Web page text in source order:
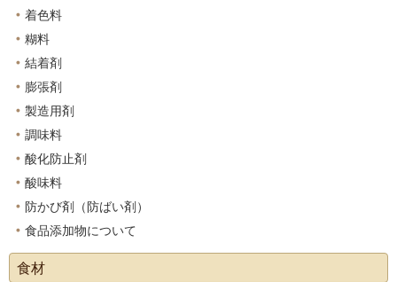
着色料
糊料
結着剤
膨張剤
製造用剤
調味料
酸化防止剤
酸味料
防かび剤（防ばい剤）
食品添加物について
食材